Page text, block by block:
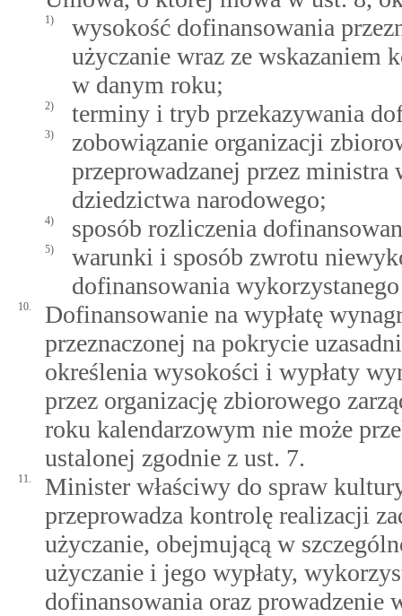
1)
wysokość dofinansowania
użyczanie wraz ze wskazaniem
w danym roku;
2) terminy i tryb przekazywania
3)
zobowiązanie organizacji
przeprowadzanej przez
dziedzictwa narodowego;
4) sposób rozliczenia
5)
warunki i sposób zwrotu
dofinansowania
10.
Dofinansowanie na wypłatę
przeznaczonej na pokrycie
określenia wysokości i wypłaty
przez organizację zbiorowego
roku kalendarzowym nie może
ustalonej zgodnie z ust. 7.
11.
Minister właściwy do spraw
przeprowadza kontrolę realizacji
użyczanie, obejmującą w
użyczanie i jego wypłaty,
dofinansowania oraz prowadzenie